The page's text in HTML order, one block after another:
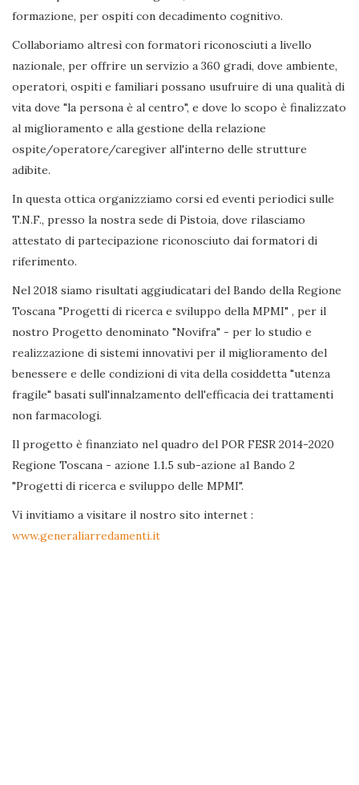
formazione, per ospiti con decadimento cognitivo.
Collaboriamo altresì con formatori riconosciuti a livello
nazionale, per offrire un servizio a 360 gradi, dove ambiente,
operatori, ospiti e familiari possano usufruire di una qualità di
vita dove "la persona è al centro", e dove lo scopo è finalizzato
al miglioramento e alla gestione della relazione
ospite/operatore/caregiver all'interno delle strutture
adibite.
In questa ottica organizziamo corsi ed eventi periodici sulle
T.N.F., presso la nostra sede di Pistoia, dove rilasciamo
attestato di partecipazione riconosciuto dai formatori di
riferimento.
Nel 2018 siamo risultati aggiudicatari del Bando della Regione
Toscana "Progetti di ricerca e sviluppo della MPMI" , per il
nostro Progetto denominato "Novifra" - per lo studio e
realizzazione di sistemi innovativi per il miglioramento del
benessere e delle condizioni di vita della cosiddetta "utenza
fragile" basati sull'innalzamento dell'efficacia dei trattamenti
non farmacologi.
Il progetto è finanziato nel quadro del POR FESR 2014-2020
Regione Toscana - azione 1.1.5 sub-azione a1 Bando 2
"Progetti di ricerca e sviluppo delle MPMI".
Vi invitiamo a visitare il nostro sito internet :
www.generaliarredamenti.it